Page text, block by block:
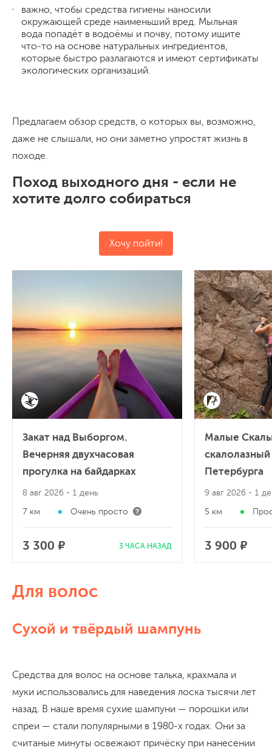
важно, чтобы средства гигиены наносили
окружающей среде наименьший вред. Мыльная
вода попадёт в водоёмы и почву, потому ищите
что-то на основе натуральных ингредиентов,
которые быстро разлагаются и имеют сертификаты
экологических организаций.
Предлагаем обзор средств, о которых вы, возможно,
даже не слышали, но они заметно упростят жизнь в
походе.
Поход выходного дня - если не
хотите долго собираться
Хочу пойти!
Закат над Выборгом.
Вечерняя двухчасовая
прогулка на байдарках
8 авг 2026 - 1 день
7 км Очень просто
3 300 ₽ 3 ЧАСА НАЗАД
Малые
Петербурга
9 авг 2026 - 1
5 км
3 900 ₽
Для волос
Сухой и твёрдый шампунь
Средства для волос на основе талька, крахмала и
муки использовались для наведения лоска тысячи лет
назад. В наше время сухие шампуни — порошки или
спреи — стали популярными в 1980-х годах. Они за
считаные минуты освежают причёску при нанесении